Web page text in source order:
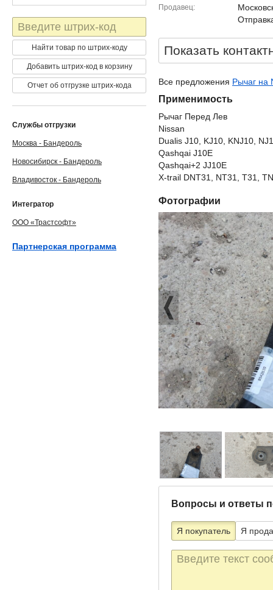
Продавец
Показать
Все предложения Рычаг на
Применимость
Рычаг Перед Лев
Nissan
Dualis J10, KJ10, KNJ10,
Qashqai J10E
Qashqai+2 JJ10E
X-trail DNT31, NT31, T31,
Фотографии
Вопросы и ответы
Я покупатель Я
Текст
сообщения
Штрих-
код
Найти товар по штрих-коду
Добавить штрих-код в корзину
Отчет об отгрузке штрих-кода
Службы отгрузки
Москва - Бандероль
Новосибирск - Бандероль
Владивосток - Бандероль
Интегратор
ООО «Трастсофт»
Партнерская программа